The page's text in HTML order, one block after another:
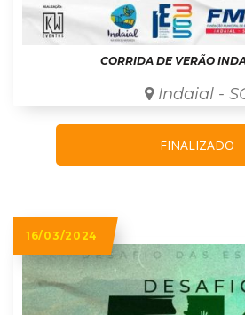
CORRIDA DE VERÃO
Indaial -
FINALIZADO
16/03/2024